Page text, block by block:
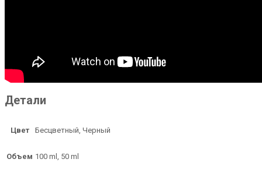
Детали
Цвет Бесцветный, Черный
Объем 100 ml, 50 ml